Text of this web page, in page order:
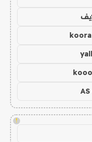
!